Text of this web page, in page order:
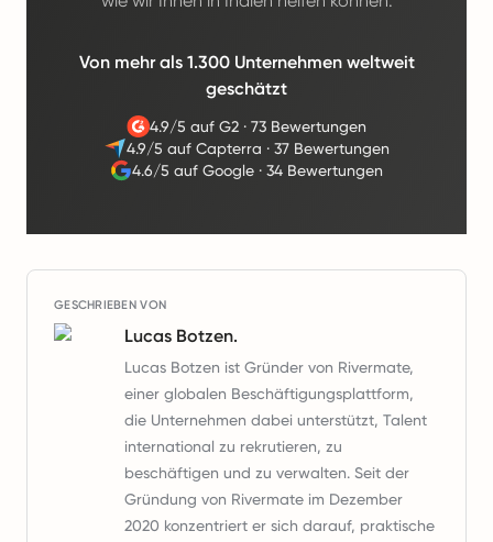
Von mehr als 1.300 Unternehmen weltweit
geschätzt
4.9/5 auf G2· 73 Bewertungen
4.9/5 auf Capterra · 37 Bewertungen
4.6/5 auf Google ·34 Bewertungen
GESCHRIEBEN VON
Lucas Botzen.
Lucas Botzen ist Gründer von Rivermate,
einer globalen Beschäftigungsplattform,
die Unternehmen dabei unterstützt, Talent
international zu rekrutieren, zu
beschäftigen und zu verwalten. Seit der
Gründung von Rivermate im Dezember
2020 konzentriert er sich darauf, praktische